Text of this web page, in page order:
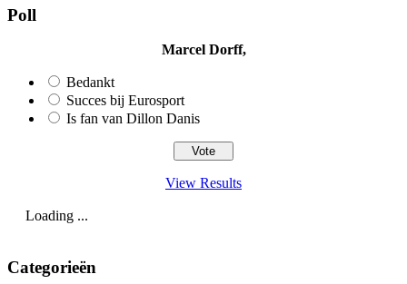
Poll
Marcel Dorff,
Bedankt
Succes bij Eurosport
Is fan van Dillon Danis
View Results
Loading ...
Categorieën